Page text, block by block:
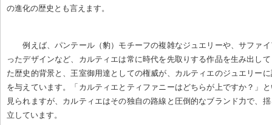
の進化の歴史とも言えます。
例えば、パンテール（豹）モチーフの複雑なジュエリーや、サファ
ったデザインなど、カルティエは常に時代を先取りする作品を生み出し
た歴史的背景と、王室御用達としての権威が、カルティエのジュエリー
を与えています。「カルティエとティファニーはどちらが上ですか？」
見られますが、カルティエはその独自の路線と圧倒的なブランド力で、
立しています。